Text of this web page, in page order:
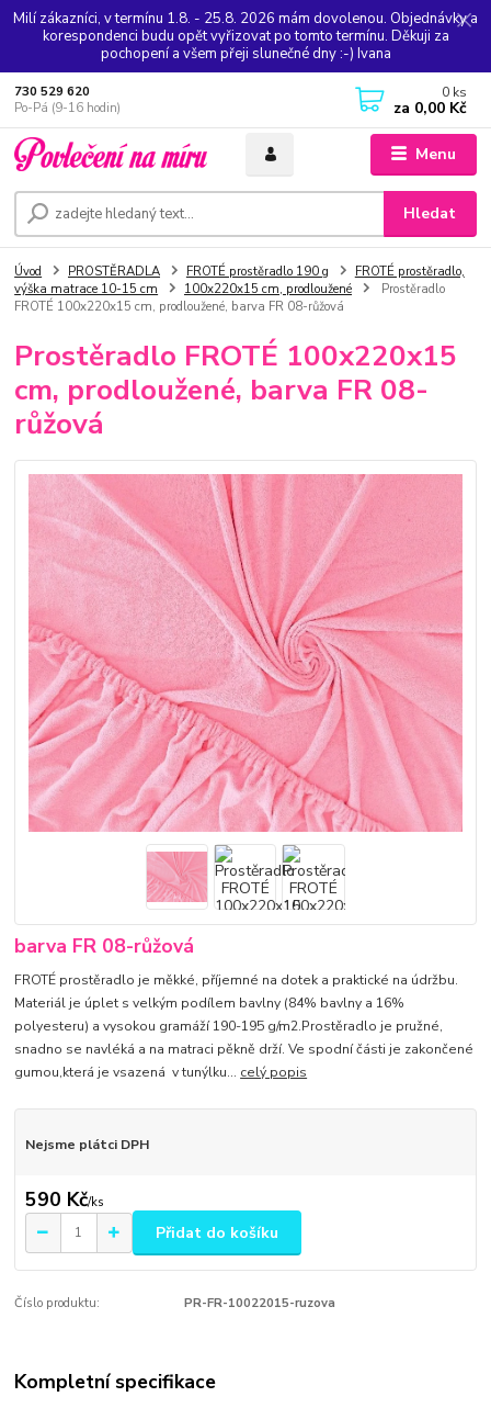
Milí zákazníci, v termínu 1.8. - 25.8. 2026 mám dovolenou. Objednávky a
korespondenci budu opět vyřizovat po tomto termínu. Děkuji za
pochopení a všem přeji slunečné dny :-) Ivana
Menu
Hledat
730 529 620
Po-Pá (9-16 hodin)
0 ks
za 0,00 Kč
Úvod PROSTĚRADLA FROTÉ prostěradlo 190 g
FROTÉ prostěradlo,
výška matrace 10-15 cm
100x220x15 cm, prodloužené
Prostěradlo
FROTÉ 100x220x15 cm, prodloužené, barva FR 08-růžová
Prostěradlo FROTÉ 100x220x15
cm, prodloužené, barva FR 08-
růžová
barva FR 08-růžová
FROTÉ prostěradlo je měkké, příjemné na dotek a praktické na údržbu.
Materiál je úplet s velkým podílem bavlny (84% bavlny a 16%
polyesteru) a vysokou gramáží 190-195 g/m2.Prostěradlo je pružné,
snadno se navléká a na matraci pěkně drží. Ve spodní části je zakončené
gumou,která je vsazená v tunýlku... celý popis
Nejsme plátci DPH
590 Kč/ks
Přidat do košíku
Číslo produktu: PR-FR-10022015-ruzova
Kompletní specifikace